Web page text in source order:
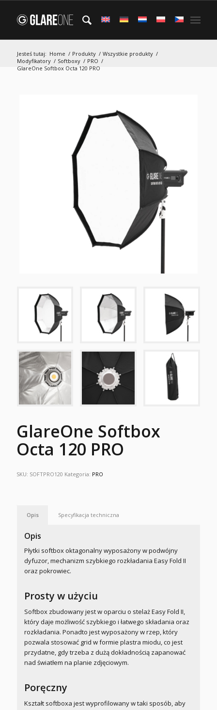
Jesteś tutaj: Home / Produkty / Wszystkie produkty /
Modyfikatory / Softboxy / PRO /
GlareOne Softbox Octa 120 PRO
GlareOne Softbox
Octa 120 PRO
SKU: SOFTPRO120 Kategoria: PRO
Opis Specyfikacja techniczna
Opis
Płytki softbox oktagonalny wyposażony w podwójny
dyfuzor, mechanizm szybkiego rozkładania Easy Fold II
oraz pokrowiec.
Prosty w użyciu
Softbox zbudowany jest w oparciu o stelaż Easy Fold II,
który daje możliwość szybkiego i łatwego składania oraz
rozkładania. Ponadto jest wyposażony w rzep, który
pozwala stosować grid w formie plastra miodu, co jest
przydatne, gdy trzeba z dużą dokładnością zapanować
nad światłem na planie zdjęciowym.
Poręczny
Kształt softboxa jest wyprofilowany w taki sposób, aby